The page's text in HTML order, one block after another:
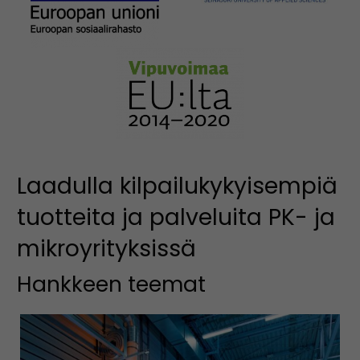
Laadulla kilpailukykyisempiä
tuotteita ja palveluita PK- ja
mikroyrityksissä
Hankkeen teemat